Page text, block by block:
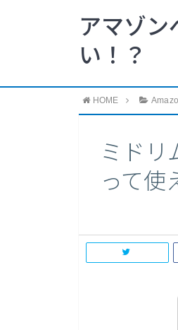
アマゾ
い！？
HOME
ミドリ
って使